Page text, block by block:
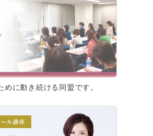
に動き続ける同盟です。